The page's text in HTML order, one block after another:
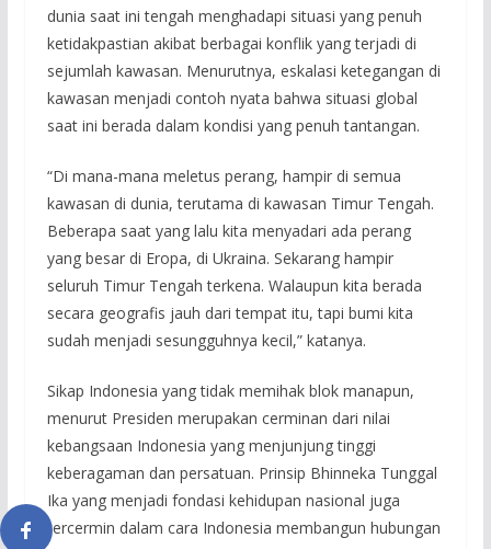
dunia saat ini tengah menghadapi situasi yang penuh
ketidakpastian akibat berbagai konflik yang terjadi di
sejumlah kawasan. Menurutnya, eskalasi ketegangan di
kawasan menjadi contoh nyata bahwa situasi global
saat ini berada dalam kondisi yang penuh tantangan.
“Di mana-mana meletus perang, hampir di semua
kawasan di dunia, terutama di kawasan Timur Tengah.
Beberapa saat yang lalu kita menyadari ada perang
yang besar di Eropa, di Ukraina. Sekarang hampir
seluruh Timur Tengah terkena. Walaupun kita berada
secara geografis jauh dari tempat itu, tapi bumi kita
sudah menjadi sesungguhnya kecil,” katanya.
Sikap Indonesia yang tidak memihak blok manapun,
menurut Presiden merupakan cerminan dari nilai
kebangsaan Indonesia yang menjunjung tinggi
keberagaman dan persatuan. Prinsip Bhinneka Tunggal
Ika yang menjadi fondasi kehidupan nasional juga
tercermin dalam cara Indonesia membangun hubungan